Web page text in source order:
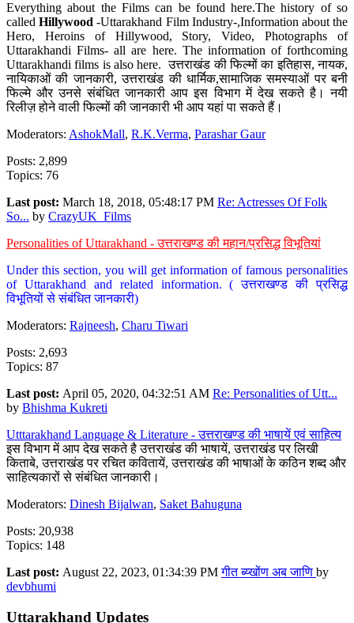
Everything about the Films can be found here.The history of so
calledHillywood-Uttarakhand Film Industry-,Information about the
Hero, Heroins of Hillywood, Story, Video, Photographs of
Uttarakhandi Films- all are here. The information of forthcoming
Uttarakhandi films is also here. उत्तराखंड की फिल्मों का इतिहास, नायक,
नायिकाओं की जानकारी, उत्तराखंड की धार्मिक,सामाजिक समस्याओं पर बनी
फिल्मे और उनसे संबंधित जानकारी आप इस विभाग में देख सकते है। नयी
रिलीज़ होने वाली फिल्मों की जानकारी भी आप यहां पा सकते हैं।
Moderators: AshokMall, R.K.Verma, Parashar Gaur
Posts: 2,899
Topics: 76
Last post: March 18, 2018, 05:48:17 PM Re: Actresses Of Folk
So... by CrazyUK_Films
Personalities of Uttarakhand - उत्तराखण्ड की महान/प्रसिद्ध विभूतियां
Under this section, you will get information of famous personalities
of Uttarakhand and related information. ( उत्तराखण्ड की प्रसिद्ध
विभूतियों से संबंधित जानकारी)
Moderators: Rajneesh, Charu Tiwari
Posts: 2,693
Topics: 87
Last post: April 05, 2020, 04:32:51 AM Re: Personalities of Utt...
by Bhishma Kukreti
Utttarakhand Language & Literature - उत्तराखण्ड की भाषायें एवं साहित्य
इस विभाग में आप देख सकते है उत्तराखंड की भाषायें, उत्तराखंड पर लिखी
किताबे, उत्तराखंड पर रचित कवितायें, उत्तराखंड की भाषाओं के कठिन शब्द और
साहित्यकारों से संबंधित जानकारी।
Moderators: Dinesh Bijalwan, Saket Bahuguna
Posts: 20,938
Topics: 148
Last post: August 22, 2023, 01:34:39 PMगीत ब्य्खोंण अब जाणि by
devbhumi
Uttarakhand Updates